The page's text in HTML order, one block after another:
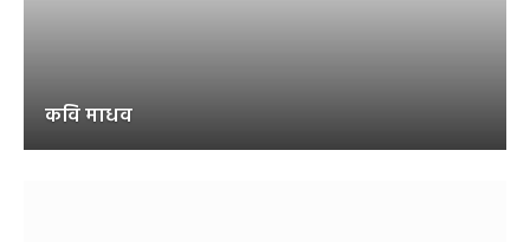
कवि माधव